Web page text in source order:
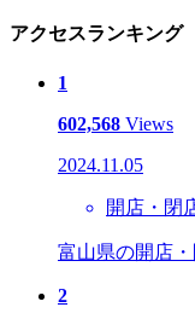
アクセスランキング
1
602,568 Views
2024.11.05
開店・閉
富山県の開店・
2